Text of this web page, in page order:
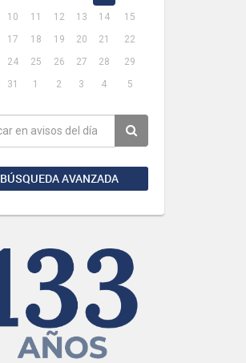
10 11 12 13 14
15
17 18 19 20 21
22
24 25 26 27 28
29
31 1 2 3 4 5
BÚSQUEDA AVANZADA